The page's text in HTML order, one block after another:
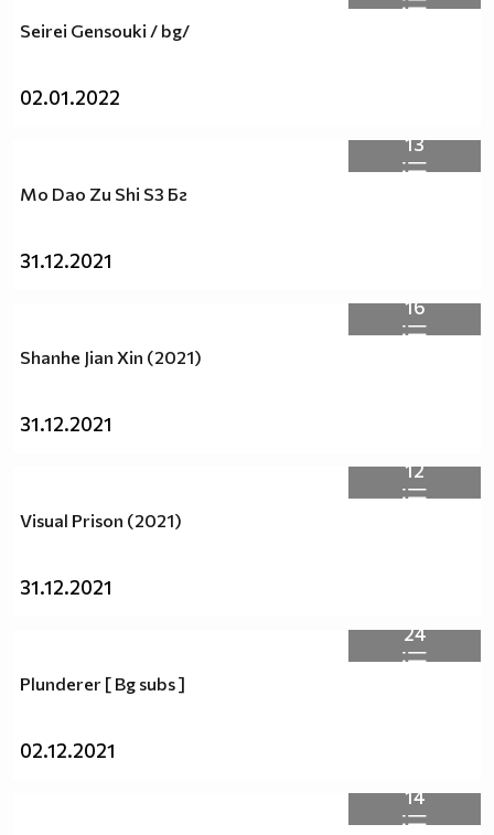
Seirei Gensouki / bg/
02.01.2022
13
Mo Dao Zu Shi S3 Бг
31.12.2021
16
Shanhe Jian Xin (2021)
31.12.2021
12
Visual Prison (2021)
31.12.2021
24
Plunderer [ Bg subs ]
02.12.2021
14